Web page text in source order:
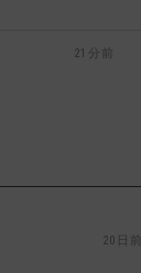
21分前
20日前